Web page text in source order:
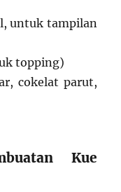
untuk tampilan
topping)
cokelat parut,
Kue